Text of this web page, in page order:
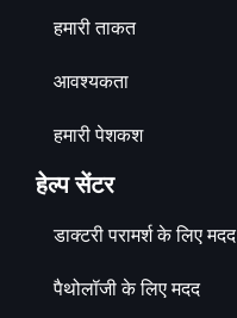
हमारी ताकत
आवश्यकता
हमारी पेशकश
हेल्प सेंटर
डाक्टरी परामर्श के लिए मदद
पैथोलॉजी के लिए मदद